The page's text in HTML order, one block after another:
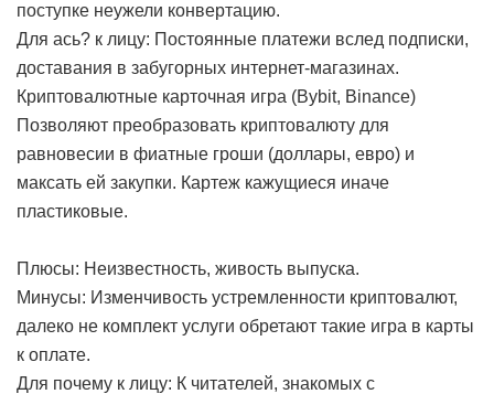
поступке неужели конвертацию.
Для ась? к лицу: Постоянные платежи вслед подписки,
доставания в забугорных интернет-магазинах.
Криптовалютные карточная игра (Bybit, Binance)
Позволяют преобразовать криптовалюту для
равновесии в фиатные гроши (доллары, евро) и
максать ей закупки. Картеж кажущиеся иначе
пластиковые.
Плюсы: Неизвестность, живость выпуска.
Минусы: Изменчивость устремленности криптовалют,
далеко не комплект услуги обретают такие игра в карты
к оплате.
Для почему к лицу: К читателей, знакомых с